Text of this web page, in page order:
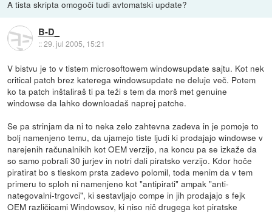
A tista skripta omogoči tudi avtomatski update?
B-D_
::29. jul 2005, 15:21
V bistvu je to v tistem microsoftowem windowsupdate sajtu. Kot nek
critical patch brez katerega windowsupdate ne deluje več. Potem
ko ta patch inštaliraš ti pa teži s tem da morš met genuine
windowse da lahko downloadaš naprej patche.
Se pa strinjam da ni to neka zelo zahtevna zadeva in je pomoje to
bolj namenjeno temu, da ujamejo tiste ljudi ki prodajajo windowse v
narejenih računalnikih kot OEM verzijo, na koncu pa se izkaže da
so samo pobrali 30 jurjev in notri dali piratsko verzijo. Kdor hoče
piratirat bo s tleskom prsta zadevo polomil, toda menim da v tem
primeru to sploh ni namenjeno kot "antipirati" ampak "anti-
nategovalni-trgovci", ki sestavljajo compe in jih prodajajo s fejk
OEM različicami Windowsov, ki niso nič drugega kot piratske